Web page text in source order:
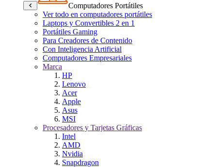
Computadores Portátiles
Ver todo en computadores portátiles
Laptops y Convertibles 2 en 1
Portátiles Gaming
Para Creadores de Contenido
Con Inteligencia Artificial
Computadores Empresariales
Marca
HP
Lenovo
Acer
Apple
Asus
MSI
Procesadores y Tarjetas Gráficas
Intel
AMD
Nvidia
Snapdragon